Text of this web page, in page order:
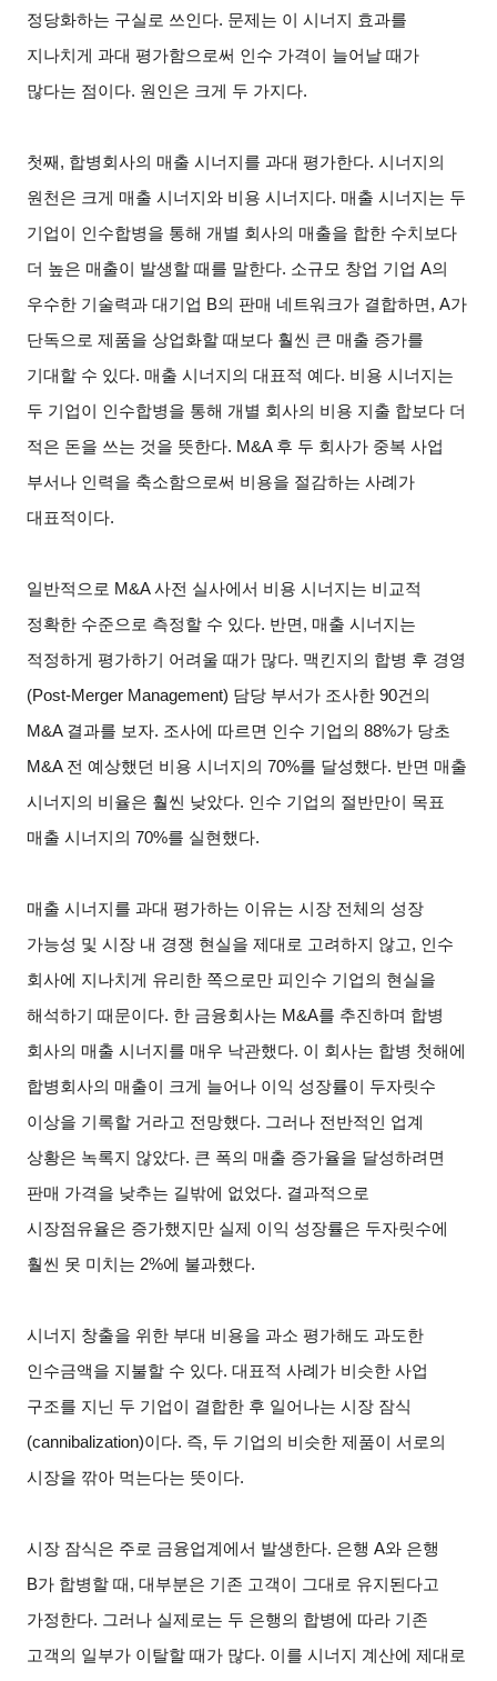
정당화하는 구실로 쓰인다. 문제는 이 시너지 효과를
지나치게 과대 평가함으로써 인수 가격이 늘어날 때가
많다는 점이다. 원인은 크게 두 가지다.
첫째, 합병회사의 매출 시너지를 과대 평가한다. 시너지의
원천은 크게 매출 시너지와 비용 시너지다. 매출 시너지는 두
기업이 인수합병을 통해 개별 회사의 매출을 합한 수치보다
더 높은 매출이 발생할 때를 말한다. 소규모 창업 기업 A의
우수한 기술력과 대기업 B의 판매 네트워크가 결합하면, A가
단독으로 제품을 상업화할 때보다 훨씬 큰 매출 증가를
기대할 수 있다. 매출 시너지의 대표적 예다. 비용 시너지는
두 기업이 인수합병을 통해 개별 회사의 비용 지출 합보다 더
적은 돈을 쓰는 것을 뜻한다. M&A 후 두 회사가 중복 사업
부서나 인력을 축소함으로써 비용을 절감하는 사례가
대표적이다.
일반적으로 M&A 사전 실사에서 비용 시너지는 비교적
정확한 수준으로 측정할 수 있다. 반면, 매출 시너지는
적정하게 평가하기 어려울 때가 많다. 맥킨지의 합병 후 경영
(Post-Merger Management) 담당 부서가 조사한 90건의
M&A 결과를 보자. 조사에 따르면 인수 기업의 88%가 당초
M&A 전 예상했던 비용 시너지의 70%를 달성했다. 반면 매출
시너지의 비율은 훨씬 낮았다. 인수 기업의 절반만이 목표
매출 시너지의 70%를 실현했다.
매출 시너지를 과대 평가하는 이유는 시장 전체의 성장
가능성 및 시장 내 경쟁 현실을 제대로 고려하지 않고, 인수
회사에 지나치게 유리한 쪽으로만 피인수 기업의 현실을
해석하기 때문이다. 한 금융회사는 M&A를 추진하며 합병
회사의 매출 시너지를 매우 낙관했다. 이 회사는 합병 첫해에
합병회사의 매출이 크게 늘어나 이익 성장률이 두자릿수
이상을 기록할 거라고 전망했다. 그러나 전반적인 업계
상황은 녹록지 않았다. 큰 폭의 매출 증가율을 달성하려면
판매 가격을 낮추는 길밖에 없었다. 결과적으로
시장점유율은 증가했지만 실제 이익 성장률은 두자릿수에
훨씬 못 미치는 2%에 불과했다.
시너지 창출을 위한 부대 비용을 과소 평가해도 과도한
인수금액을 지불할 수 있다. 대표적 사례가 비슷한 사업
구조를 지닌 두 기업이 결합한 후 일어나는 시장 잠식
(cannibalization)이다. 즉, 두 기업의 비슷한 제품이 서로의
시장을 깎아 먹는다는 뜻이다.
시장 잠식은 주로 금융업계에서 발생한다. 은행 A와 은행
B가 합병할 때, 대부분은 기존 고객이 그대로 유지된다고
가정한다. 그러나 실제로는 두 은행의 합병에 따라 기존
고객의 일부가 이탈할 때가 많다. 이를 시너지 계산에 제대로